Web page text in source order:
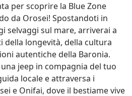
per scoprire la Blue Zone
da Orosei! Spostandoti in
selvaggi sul mare, arriverai a
della longevità, della cultura
autentiche della Baronia.
jeep in compagnia del tuo
locale e attraversa i
e Onifai, dove il bestiame vive